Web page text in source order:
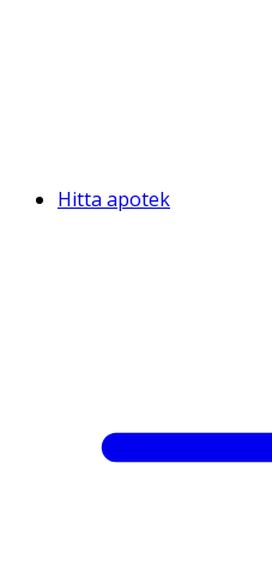
Hitta apotek